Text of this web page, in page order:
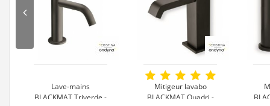
Lave-mains
BLACKMAT Triverde -
Mitigeur lavabo
BLACKMAT Quadri -